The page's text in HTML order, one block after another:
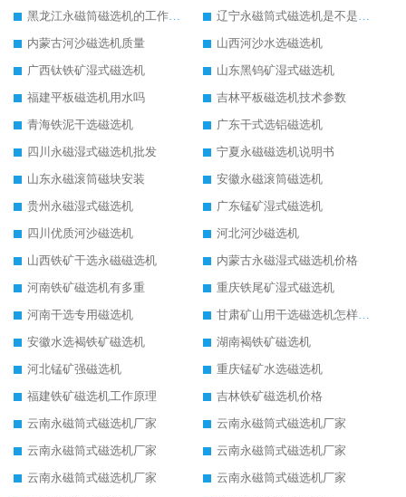
黑龙江永磁筒磁选机的工作原理
辽宁永磁筒式磁选机是不是强磁
内蒙古河沙磁选机质量
山西河沙水选磁选机
广西钛铁矿湿式磁选机
山东黑钨矿湿式磁选机
福建平板磁选机用水吗
吉林平板磁选机技术参数
青海铁泥干选磁选机
广东干式选铝磁选机
四川永磁湿式磁选机批发
宁夏永磁磁选机说明书
山东永磁滚筒磁块安装
安徽永磁滚筒磁选机
贵州永磁湿式磁选机
广东锰矿湿式磁选机
四川优质河沙磁选机
河北河沙磁选机
山西铁矿干选永磁磁选机
内蒙古永磁湿式磁选机价格
河南铁矿磁选机有多重
重庆铁尾矿湿式磁选机
河南干选专用磁选机
甘肃矿山用干选磁选机怎样调磁
安徽水选褐铁矿磁选机
湖南褐铁矿磁选机
河北锰矿强磁选机
重庆锰矿水选磁选机
福建铁矿磁选机工作原理
吉林铁矿磁选机价格
云南永磁筒式磁选机厂家
云南永磁筒式磁选机厂家
云南永磁筒式磁选机厂家
云南永磁筒式磁选机厂家
云南永磁筒式磁选机厂家
云南永磁筒式磁选机厂家